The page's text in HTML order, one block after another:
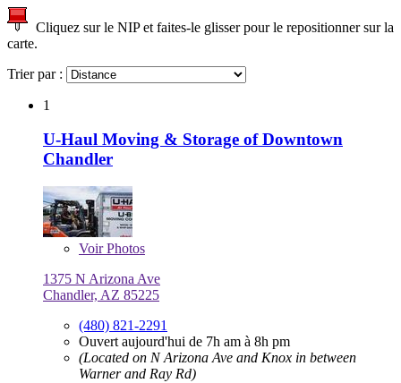
Cliquez sur le NIP et faites-le glisser pour le repositionner sur la
carte.
Trier par :
1
U-Haul Moving & Storage of Downtown
Chandler
VoirPhotos
1375 N Arizona Ave
Chandler, AZ 85225
(480) 821-2291
Ouvert aujourd'hui de 7h am à 8h pm
(Located on N Arizona Ave and Knox in between
Warner and Ray Rd)